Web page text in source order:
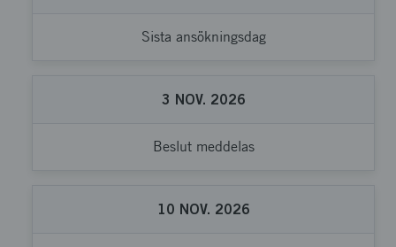
Sista ansökningsdag
3 NOV. 2026
Beslut meddelas
10 NOV. 2026